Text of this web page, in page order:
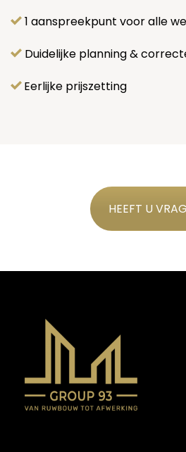
1 aanspreekpunt voor alle
Duidelijke planning &
Eerlijke prijszetting
HEEFT U